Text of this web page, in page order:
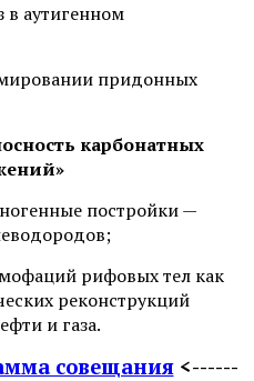
в аутигенном
придонных
карбонатных
постройки —
рифовых тел как
реконструкций
и газа.
совещания<------